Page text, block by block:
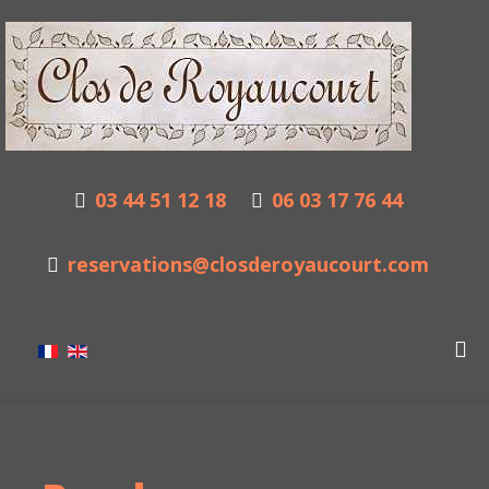
03 44 51 12 18 06 03 17 76 44
reservations@closderoyaucourt.com